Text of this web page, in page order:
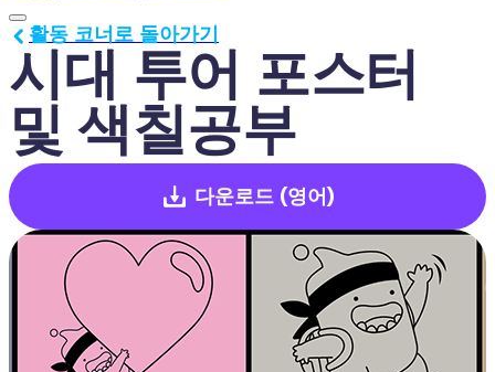
시대 투어 포스터
및 색칠공부
활동 코너로 돌아가기
다운로드 (영어)